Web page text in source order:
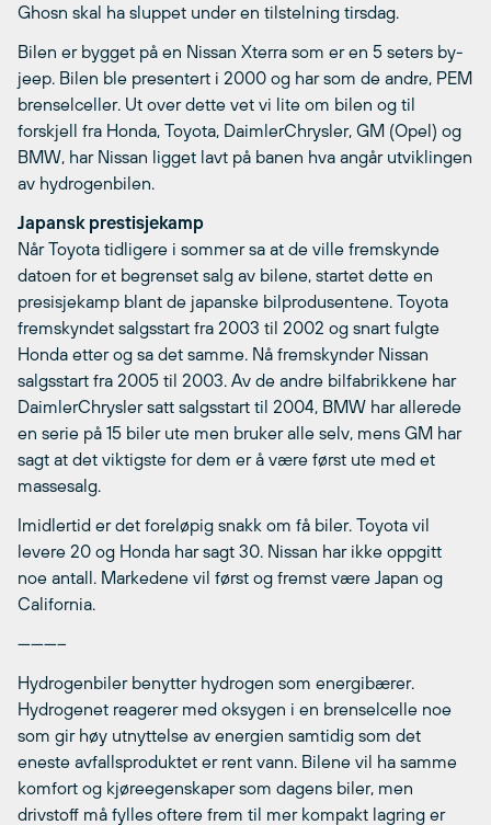
Ghosn skal ha sluppet under en tilstelning tirsdag.
Bilen er bygget på en Nissan Xterra som er en 5 seters by-
jeep. Bilen ble presentert i 2000 og har som de andre, PEM
brenselceller. Ut over dette vet vi lite om bilen og til
forskjell fra Honda, Toyota, DaimlerChrysler, GM (Opel) og
BMW, har Nissan ligget lavt på banen hva angår utviklingen
av hydrogenbilen.
Japansk prestisjekamp
Når Toyota tidligere i sommer sa at de ville fremskynde
datoen for et begrenset salg av bilene, startet dette en
presisjekamp blant de japanske bilprodusentene. Toyota
fremskyndet salgsstart fra 2003 til 2002 og snart fulgte
Honda etter og sa det samme. Nå fremskynder Nissan
salgsstart fra 2005 til 2003. Av de andre bilfabrikkene har
DaimlerChrysler satt salgsstart til 2004, BMW har allerede
en serie på 15 biler ute men bruker alle selv, mens GM har
sagt at det viktigste for dem er å være først ute med et
massesalg.
Imidlertid er det foreløpig snakk om få biler. Toyota vil
levere 20 og Honda har sagt 30. Nissan har ikke oppgitt
noe antall. Markedene vil først og fremst være Japan og
California.
———–
Hydrogenbiler benytter hydrogen som energibærer.
Hydrogenet reagerer med oksygen i en brenselcelle noe
som gir høy utnyttelse av energien samtidig som det
eneste avfallsproduktet er rent vann. Bilene vil ha samme
komfort og kjøreegenskaper som dagens biler, men
drivstoff må fylles oftere frem til mer kompakt lagring er